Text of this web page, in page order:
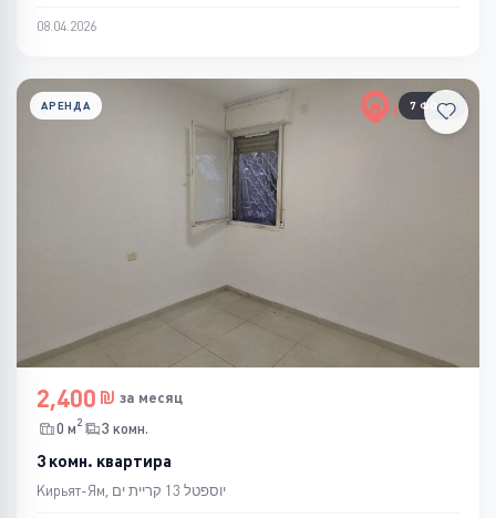
08.04.2026
7 ФОТО
АРЕНДА
2,400
за месяц
0 м2 3 комн.
3 комн. квартира
Кирьят-Ям, יוספטל 13 קריית ים